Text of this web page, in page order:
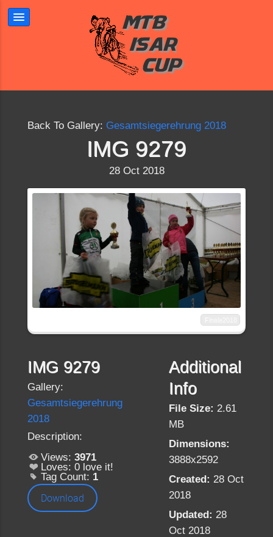
Back To Gallery: Gesamtsiegerehrung 2018
IMG 9279
28 Oct 2018
IMG 9279
Gallery:
Gesamtsiegerehrung
2018
Description:
Views: 3971
Loves: 0 love it!
Tag Count: 1
Download
Additional
Info
File Size: 2.61
MB
Dimensions:
3888x2592
Created: 28 Oct
2018
Updated: 28
Oct 2018